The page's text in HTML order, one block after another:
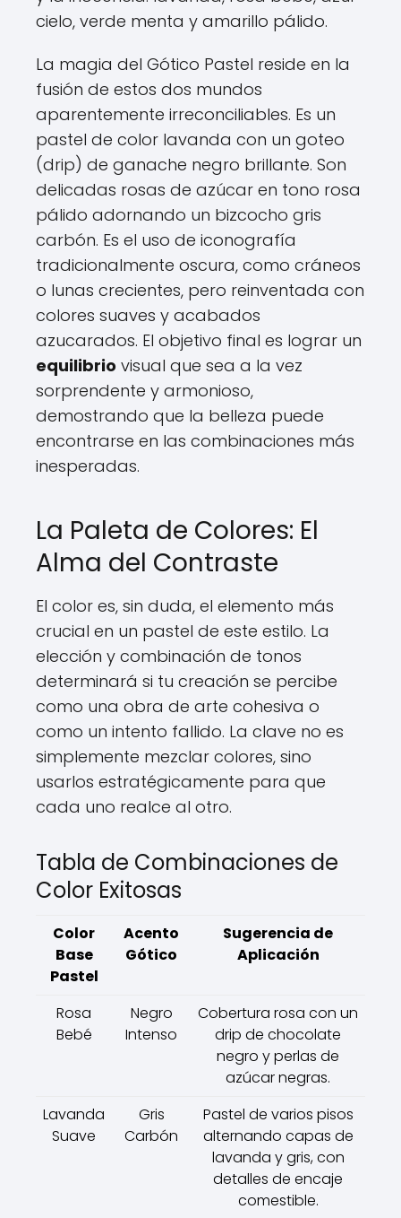
cielo, verde menta y amarillo pálido.
La magia del Gótico Pastel reside en la
fusión de estos dos mundos
aparentemente irreconciliables. Es un
pastel de color lavanda con un goteo
(drip) de ganache negro brillante. Son
delicadas rosas de azúcar en tono rosa
pálido adornando un bizcocho gris
carbón. Es el uso de iconografía
tradicionalmente oscura, como cráneos
o lunas crecientes, pero reinventada con
colores suaves y acabados
azucarados. El objetivo final es lograr un
equilibrio visual que sea a la vez
sorprendente y armonioso,
demostrando que la belleza puede
encontrarse en las combinaciones más
inesperadas.
La Paleta de Colores: El
Alma del Contraste
El color es, sin duda, el elemento más
crucial en un pastel de este estilo. La
elección y combinación de tonos
determinará si tu creación se percibe
como una obra de arte cohesiva o
como un intento fallido. La clave no es
simplemente mezclar colores, sino
usarlos estratégicamente para que
cada uno realce al otro.
Tabla de Combinaciones de
Color Exitosas
Color
Base
Pastel
Acento
Gótico
Sugerencia de
Aplicación
Rosa
Bebé
Negro
Intenso
Cobertura rosa con un
drip de chocolate
negro y perlas de
azúcar negras.
Lavanda
Suave
Gris
Carbón
Pastel de varios pisos
alternando capas de
lavanda y gris, con
detalles de encaje
comestible.